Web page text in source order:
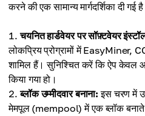
करने की एक सामान्य मार्गदर्शिका दी
चयनित हार्डवेयर पर सॉफ़्टवेयर
लोकप्रिय प्रोग्रामों में
शामिल हैं। सुनिश्चित करें कि ऐप केवल
किया गया हो।
ब्लॉक उम्मीदवार बनाना: इस चरण में
मेमपूल (mempool) में एक ब्लॉक